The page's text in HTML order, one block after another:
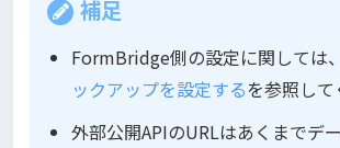
補足
FormBridge側の設定に関しては、
ックアップを設定するを参照して
外部公開APIのURLはあくまでデ